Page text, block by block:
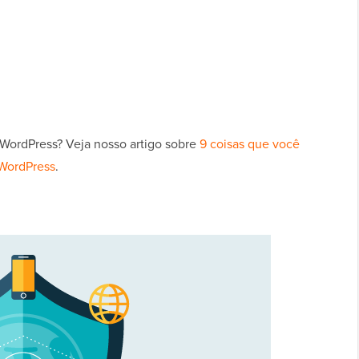
Veja nosso artigo sobre9 coisas que você
.